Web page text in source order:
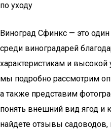
по уходу
Виноград Сфинкс — это
среди виноградарей
характеристикам и высокой
мы подробно рассмотрим
а также представим
понять внешний вид ягод и
найдете отзывы